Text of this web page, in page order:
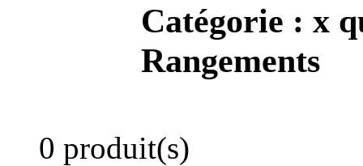
Catégorie : x
Rangements
0 produit(s)